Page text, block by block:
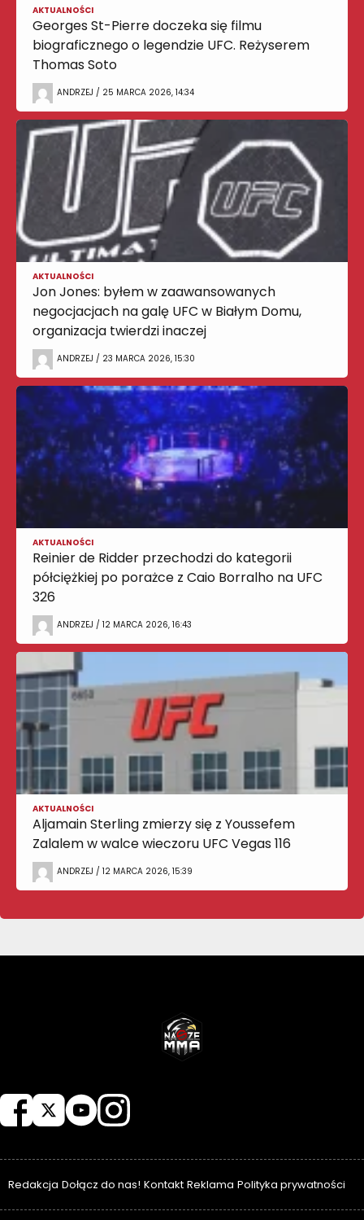
AKTUALNOŚCI
Georges St-Pierre doczeka się filmu
biograficznego o legendzie UFC. Reżyserem
Thomas Soto
ANDRZEJ / 25 MARCA 2026, 14:34
AKTUALNOŚCI
Jon Jones: byłem w zaawansowanych
negocjacjach na galę UFC w Białym Domu,
organizacja twierdzi inaczej
ANDRZEJ / 23 MARCA 2026, 15:30
AKTUALNOŚCI
Reinier de Ridder przechodzi do kategorii
półciężkiej po porażce z Caio Borralho na UFC
326
ANDRZEJ / 12 MARCA 2026, 16:43
AKTUALNOŚCI
Aljamain Sterling zmierzy się z Youssefem
Zalalem w walce wieczoru UFC Vegas 116
ANDRZEJ / 12 MARCA 2026, 15:39
Redakcja Dołącz do nas! Kontakt Reklama Polityka prywatności